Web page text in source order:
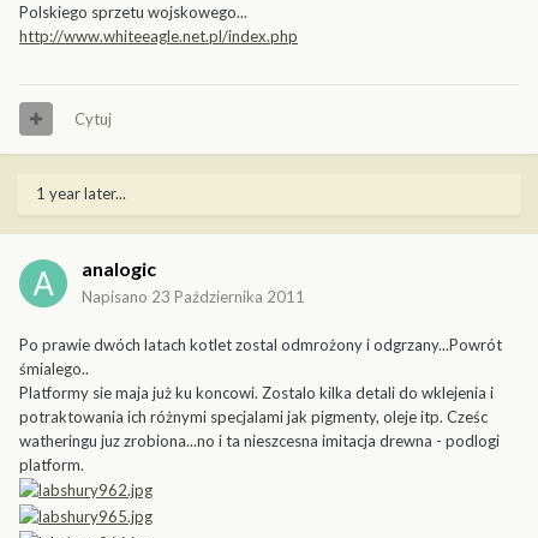
Polskiego sprzetu wojskowego...
http://www.whiteeagle.net.pl/index.php
Cytuj
1 year later...
analogic
Napisano 23 Października 2011
Po prawie dwóch latach kotlet zostal odmrożony i odgrzany...Powrót
śmialego..
Platformy sie maja już ku koncowi. Zostalo kilka detali do wklejenia i
potraktowania ich różnymi specjalami jak pigmenty, oleje itp. Cześc
watheringu juz zrobiona...no i ta nieszcesna imitacja drewna - podlogi
platform.